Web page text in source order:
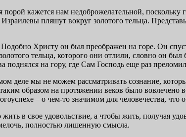
кажется нам недоброжелательной,
пляшут вокруг золотого тельца.
Христу он был преображен на горе. Он
тельца, которого они отлили, словно он
на гору, где Сам Господь еще раз
деле мы не можем рассматривать сознание,
образом на протяжении веков было вовлечено
– о чем-то значимом для человечества, что
в свое удовольствие, а чтобы жить, получая
полностью лишенную смысла.